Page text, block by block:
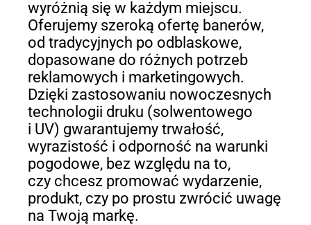
wyróżnią się w każdym miejscu.
Oferujemy szeroką ofertę banerów,
od tradycyjnych po odblaskowe,
dopasowane do różnych potrzeb
reklamowych i marketingowych.
Dzięki zastosowaniu nowoczesnych
technologii druku (solwentowego
i UV) gwarantujemy trwałość,
wyrazistość i odporność na warunki
pogodowe, bez względu na to,
czy chcesz promować wydarzenie,
produkt, czy po prostu zwrócić uwagę
na Twoją markę.